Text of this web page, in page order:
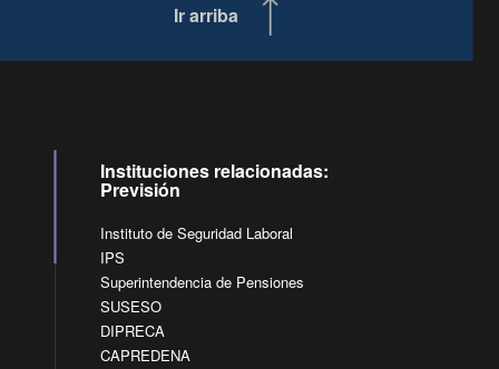
Ir arriba
Instituciones relacionadas:
Previsión
Instituto de Seguridad Laboral
IPS
Superintendencia de Pensiones
SUSESO
DIPRECA
CAPREDENA